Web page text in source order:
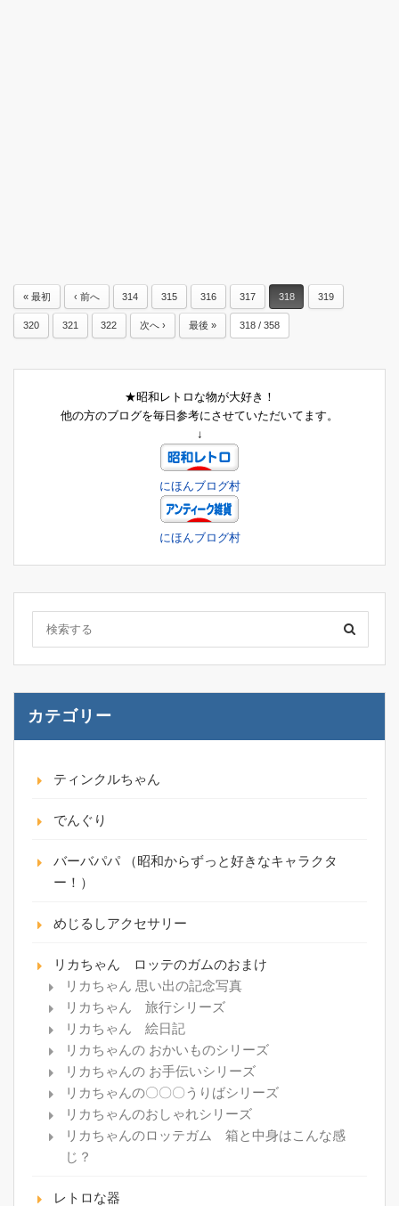
« 最初 ‹ 前へ 314 315 316 317 318 319
320 321 322 次へ › 最後 » 318 / 358
★昭和レトロな物が大好き！
他の方のブログを毎日参考にさせていただいてます。
↓
にほんブログ村
にほんブログ村
カテゴリー
ティンクルちゃん
でんぐり
バーバパパ （昭和からずっと好きなキャラクタ
ー！）
めじるしアクセサリー
リカちゃん ロッテのガムのおまけ
リカちゃん 思い出の記念写真
リカちゃん 旅行シリーズ
リカちゃん 絵日記
リカちゃんの おかいものシリーズ
リカちゃんの お手伝いシリーズ
リカちゃんの〇〇〇うりばシリーズ
リカちゃんのおしゃれシリーズ
リカちゃんのロッテガム 箱と中身はこんな感
じ？
レトロな器